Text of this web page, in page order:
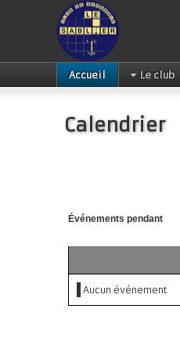
Accueil Le club
Calendrier
Événements pendant
Aucun événement